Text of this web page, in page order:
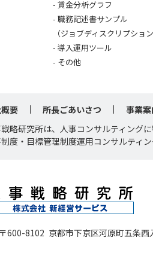
賃金分析グラフ
職務記述書サンプル
（ジョブディスクリプション
導入運用ツール
その他
要 所長ごあいさつ 事業案
略研究所は、人事コンサルティング
度・目標管理制度運用コンサルティン
600-8102 京都市下京区河原町五条西